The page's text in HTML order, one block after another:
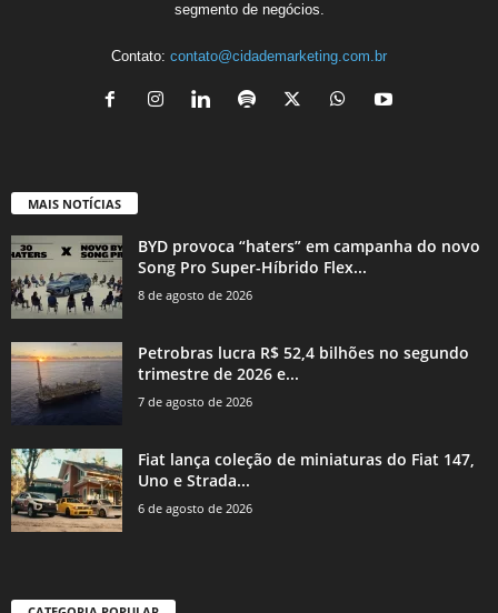
segmento de negócios.
Contato: contato@cidademarketing.com.br
MAIS NOTÍCIAS
BYD provoca “haters” em campanha do novo
Song Pro Super-Híbrido Flex...
8 de agosto de 2026
Petrobras lucra R$ 52,4 bilhões no segundo
trimestre de 2026 e...
7 de agosto de 2026
Fiat lança coleção de miniaturas do Fiat 147,
Uno e Strada...
6 de agosto de 2026